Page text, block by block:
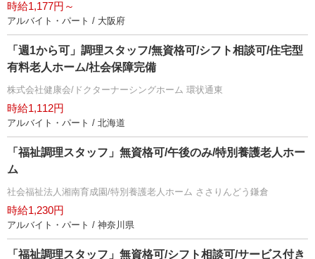
時給1,177円～
アルバイト・パート / 大阪府
「週1から可」調理スタッフ/無資格可/シフト相談可/住宅型
有料老人ホーム/社会保障完備
株式会社健康会/ドクターナーシングホーム 環状通東
時給1,112円
アルバイト・パート / 北海道
「福祉調理スタッフ」無資格可/午後のみ/特別養護老人ホー
ム
社会福祉法人湘南育成園/特別養護老人ホーム ささりんどう鎌倉
時給1,230円
アルバイト・パート / 神奈川県
「福祉調理スタッフ」無資格可/シフト相談可/サービス付き